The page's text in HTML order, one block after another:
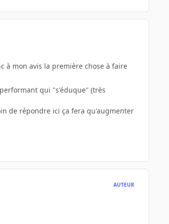
à mon avis la première chose à faire
qui "s'éduque" (très
de répondre ici ça fera qu'augmenter
AUTEUR